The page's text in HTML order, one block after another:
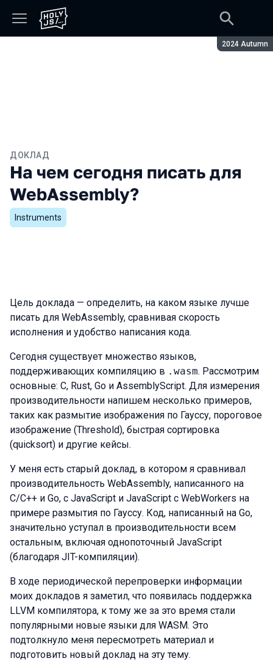
Сезон:
2024 Autumn
ДОКЛАД
На чем сегодня писать для
WebAssembly?
Instruments
Цель доклада — определить, на каком языке лучше
писать для WebAssembly, сравнивая скорость
исполнения и удобство написания кода.
Сегодня существует множество языков,
поддерживающих компиляцию в .wasm. Рассмотрим
основные: C, Rust, Go и AssemblyScript. Для измерения
производительности напишем несколько примеров,
таких как размытие изображения по Гауссу, пороговое
изображение (Threshold), быстрая сортировка
(quicksort) и другие кейсы.
У меня есть старый доклад, в котором я сравнивал
производительность WebAssembly, написанного на
C/C++ и Go, с JavaScript и JavaScript с WebWorkers на
примере размытия по Гауссу. Код, написанный на Go,
значительно уступал в производительности всем
остальным, включая однопоточный JavaScript
(благодаря JIT-компиляции).
В ходе периодической перепроверки информации
моих докладов я заметил, что появилась поддержка
LLVM компилятора, к тому же за это время стали
популярными новые языки для WASM. Это
подтолкнуло меня пересмотреть материал и
подготовить новый доклад на эту тему.